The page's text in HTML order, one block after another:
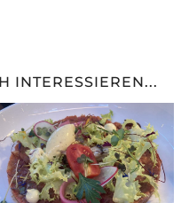
INTERESSIEREN...